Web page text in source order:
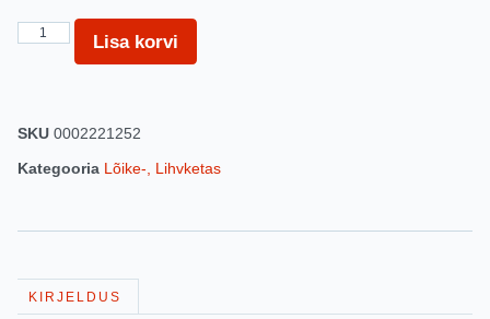
Lisa korvi
SKU 0002221252
Kategooria Lõike-, Lihvketas
KIRJELDUS